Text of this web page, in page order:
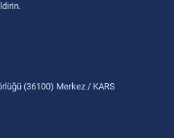
(36100) Merkez / KARS